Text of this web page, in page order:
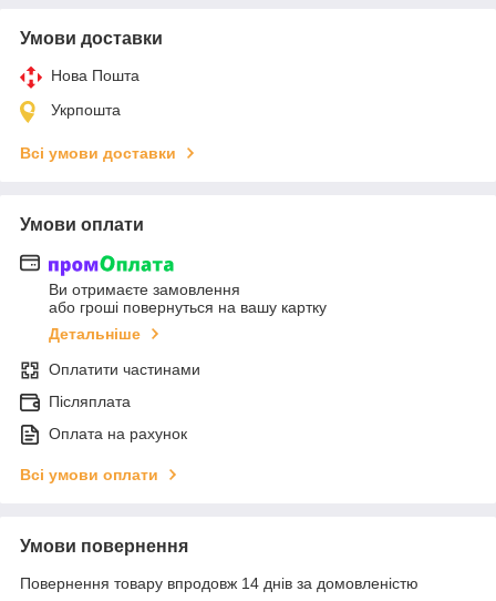
Умови доставки
Нова Пошта
Укрпошта
Всі умови доставки
Умови оплати
Ви отримаєте замовлення
або гроші повернуться на вашу картку
Детальніше
Оплатити частинами
Післяплата
Оплата на рахунок
Всі умови оплати
Умови повернення
Повернення товару впродовж 14 днів за домовленістю